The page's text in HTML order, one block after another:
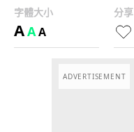
字體大小
AAA
分享
ADVERTISEMENT